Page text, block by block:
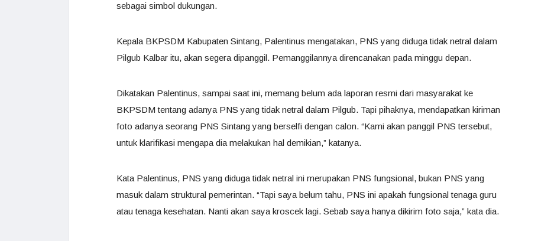
sebagai simbol dukungan.
Kepala BKPSDM Kabupaten Sintang, Palentinus mengatakan, PNS yang diduga tidak netral dalam
Pilgub Kalbar itu, akan segera dipanggil. Pemanggilannya direncanakan pada minggu depan.
Dikatakan Palentinus, sampai saat ini, memang belum ada laporan resmi dari masyarakat ke
BKPSDM tentang adanya PNS yang tidak netral dalam Pilgub. Tapi pihaknya, mendapatkan kiriman
foto adanya seorang PNS Sintang yang berselfi dengan calon. “Kami akan panggil PNS tersebut,
untuk klarifikasi mengapa dia melakukan hal demikian,” katanya.
Kata Palentinus, PNS yang diduga tidak netral ini merupakan PNS fungsional, bukan PNS yang
masuk dalam struktural pemerintan. “Tapi saya belum tahu, PNS ini apakah fungsional tenaga guru
atau tenaga kesehatan. Nanti akan saya kroscek lagi. Sebab saya hanya dikirim foto saja,” kata dia.